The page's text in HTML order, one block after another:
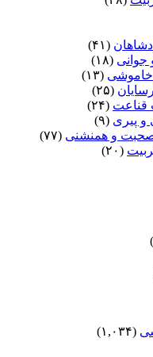
(۴۱)
(۱۸)
خاموشى (۱۳)
(۲۵)
قناعت (۲۴)
و پیرى (۹)
صحبت و همنشنى (۷۷)
(۲۰)
(۱,۰۳۴)